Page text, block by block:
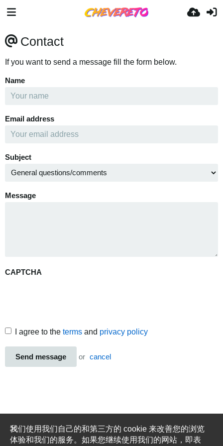
Contact
If you want to send a message fill the form below.
Name
Email address
Subject
Message
CAPTCHA
I agree to the terms and privacy policy
Send message or cancel
我们使用我们自己的和第三方的 cookie 来改善您的浏览
体验和我们的服务。如果您继续使用我们的网站，即表